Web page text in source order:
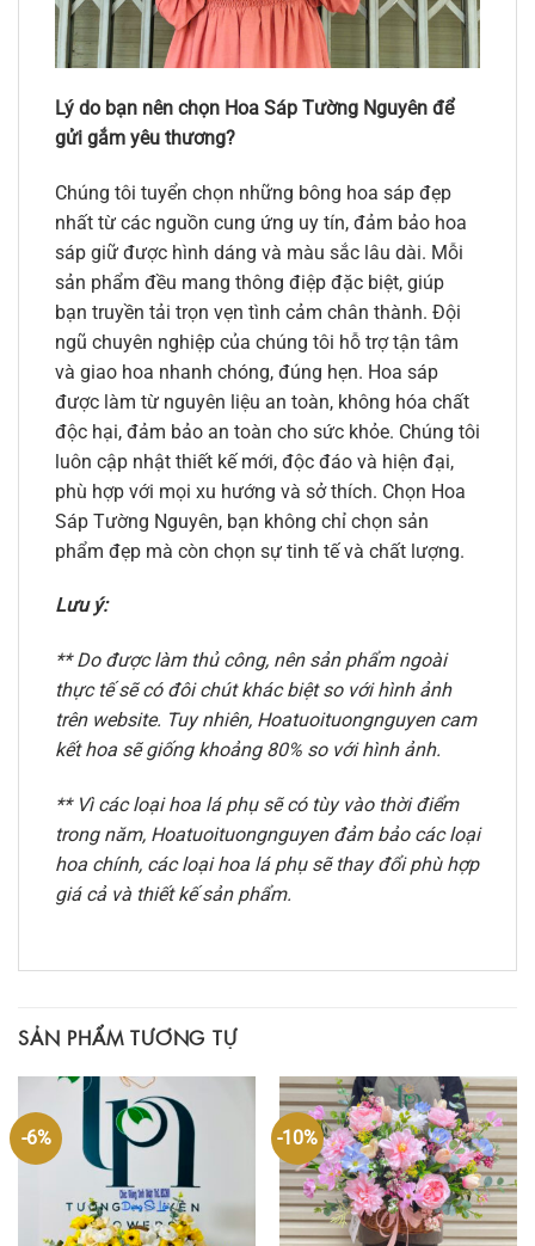
Lý do bạn nên chọn Hoa Sáp Tường Nguyên để
gửi gắm yêu thương?
Chúng tôi tuyển chọn những bông hoa sáp đẹp
nhất từ các nguồn cung ứng uy tín, đảm bảo hoa
sáp giữ được hình dáng và màu sắc lâu dài. Mỗi
sản phẩm đều mang thông điệp đặc biệt, giúp
bạn truyền tải trọn vẹn tình cảm chân thành. Đội
ngũ chuyên nghiệp của chúng tôi hỗ trợ tận tâm
và giao hoa nhanh chóng, đúng hẹn. Hoa sáp
được làm từ nguyên liệu an toàn, không hóa chất
độc hại, đảm bảo an toàn cho sức khỏe. Chúng tôi
luôn cập nhật thiết kế mới, độc đáo và hiện đại,
phù hợp với mọi xu hướng và sở thích. Chọn Hoa
Sáp Tường Nguyên, bạn không chỉ chọn sản
phẩm đẹp mà còn chọn sự tinh tế và chất lượng.
Lưu ý:
** Do được làm thủ công, nên sản phẩm ngoài
thực tế sẽ có đôi chút khác biệt so với hình ảnh
trên website. Tuy nhiên, Hoatuoituongnguyen cam
kết hoa sẽ giống khoảng 80% so với hình ảnh.
** Vì các loại hoa lá phụ sẽ có tùy vào thời điểm
trong năm, Hoatuoituongnguyen đảm bảo các loại
hoa chính, các loại hoa lá phụ sẽ thay đổi phù hợp
giá cả và thiết kế sản phẩm.
SẢN PHẨM TƯƠNG TỰ
-6% -10%